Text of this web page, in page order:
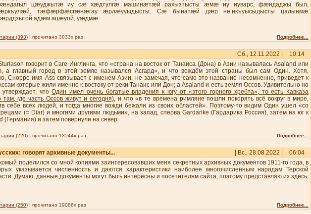
цæуджытæ иу сæ хæдтулгæ машинæтæй рахызтысты æмæ иу иуварс, фæндаджы был,
тæфæрфæсгæнæгау æрлæууыдысты. Сæ бынатæй дæр не’нкъуысыдысты цалынмæ
адæм ацæуой, уæдмæ.
(393) | прочитано 3033x раз Подробнее...
| Сб., 12.11.2022 |
10:14
говорит в Саге Инглинга, что «страна на восток от Taнаиса (Дона) в Азии называлась Asaland или
а главный город в этой земле назывался Асгард», и что вождём этой страны был сам Один. Хотя,
Снорре имя Аss связывает с именем Азии, не замечая, что само это название несомненно, приведет к
которые жили именно к востоку от реки Taнаис или Дон; а Asaland и есть земля Oссов. Удивительно но
чтоОдин имел очень богатые владения к югу от «этого горного хребта», то есть Кавказа
там, где часть Oссов живут и сегодня), и что «в те времена римляне пошли покорять всё вокруг в мире,
себе всех людей, и тогда многие вожди бежали из своих областей». Поэтому-то видим Один ушел «со
(= Diar) и многими другими людьми», на запад, сперва Gardarike (Гардарика Россия), затем на юг к
(Германия) и затем повернули на север.
(220) | прочитано 13544x раз Подробнее...
говорят архивные документы... | Вс., 28.08.2022 |
06:04
поделился со мной копиями заинтересовавших меня секретных архивных документов 1911-го года, в
указывается численность и даются характеристики наиболее многочисленным народам Терской
Думаю, данные документы могут быть интересны и посетителям сайта, поэтому представляю их здесь:
(250) | прочитано 19086x раз Подробнее...